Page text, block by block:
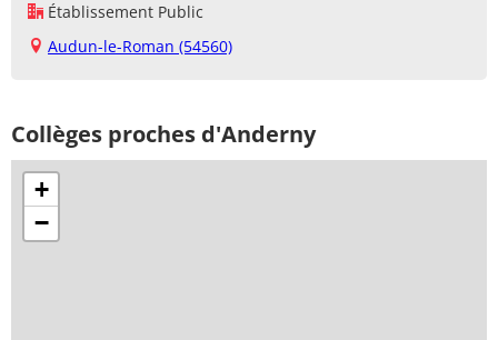
Établissement Public
Audun-le-Roman (54560)
Collèges proches d'Anderny
+
−